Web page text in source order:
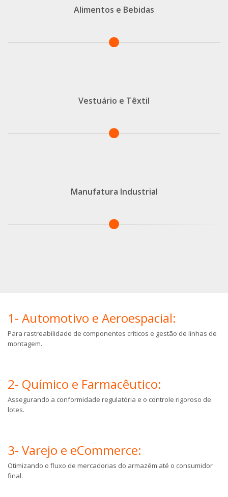
Alimentos e Bebidas
Vestuário e Têxtil
Manufatura Industrial
1- Automotivo e Aeroespacial:
Para rastreabilidade de componentes críticos e gestão de linhas de
montagem.
2- Químico e Farmacêutico:
Assegurando a conformidade regulatória e o controle rigoroso de
lotes.
3- Varejo e eCommerce:
Otimizando o fluxo de mercadorias do armazém até o consumidor
final.